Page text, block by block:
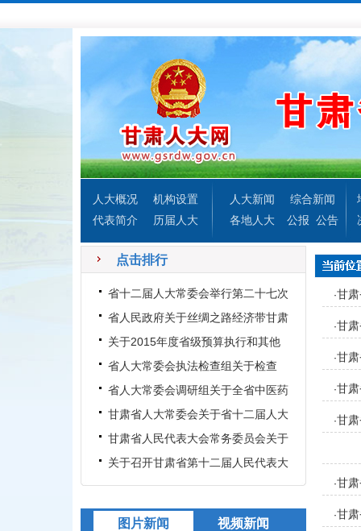
人大概况
机构设置
代表简介
历届人大
人大新闻
综合新闻
各地人大
公报 公告
点击排行
省十二届人大常委会举行第二十七次
会议
省人民政府关于丝绸之路经济带甘肃
段“6873”交通突破行动工
关于2015年度省级预算执行和其他
财政收支审计查出问题整改情
省人大常委会执法检查组关于检查
《甘肃省农村能源条例》贯彻
省人大常委会调研组关于全省中医药
产业发展情况的调研报告
甘肃省人大常委会关于省十二届人大
四次会议代表建议办理情况
甘肃省人民代表大会常务委员会关于
召开甘肃省第十二届人民代
关于召开甘肃省第十二届人民代表大
会第六次会议的决定（草案
图片新闻 视频新闻
·甘
·甘
·甘
·甘
·甘
·甘
·甘